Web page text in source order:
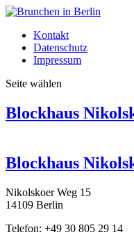
Kontakt
Datenschutz
Impressum
Seite wählen
Blockhaus
Blockhaus
Nikolskoer Weg 15
14109 Berlin
Telefon: +49 30 805 29 14